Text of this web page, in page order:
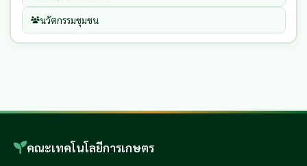
นวัตกรรมชุมชน
คณะเทคโนโลยีการเกษตร